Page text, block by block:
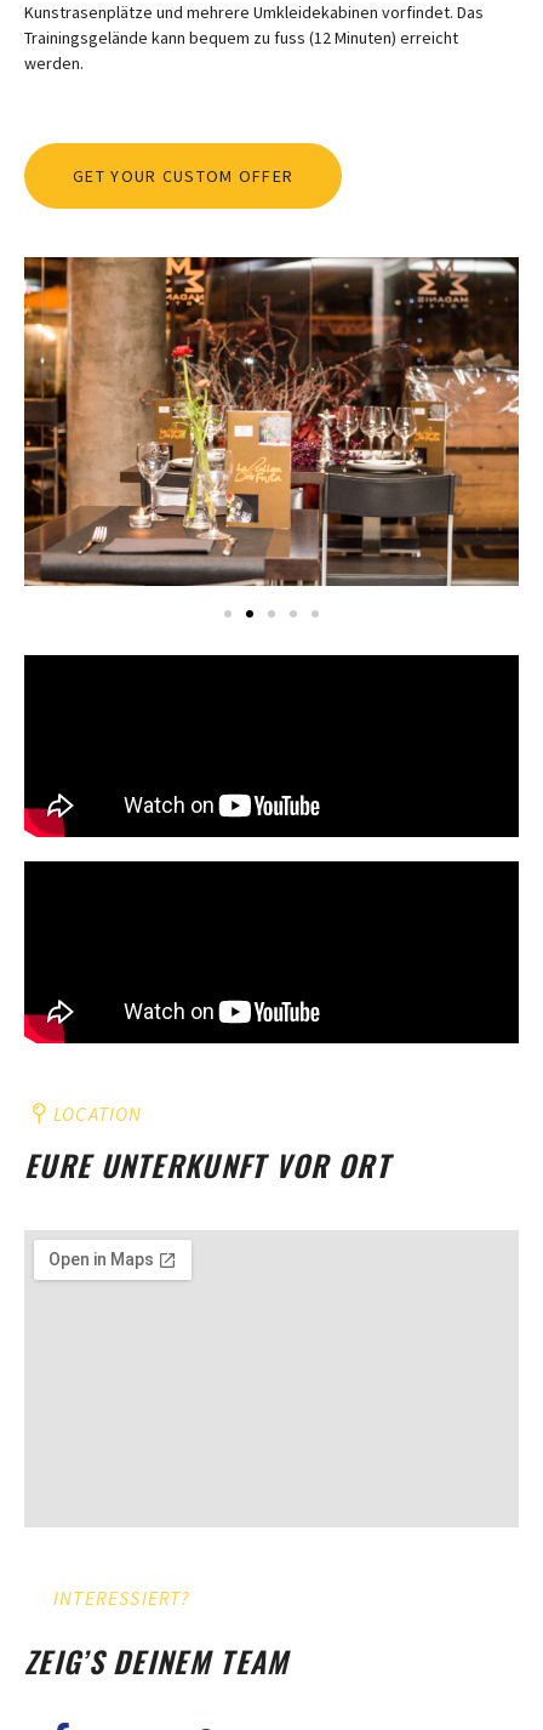
Kunstrasenplätze und mehrere Umkleidekabinen vorfindet. Das
Trainingsgelände kann bequem zu fuss (12 Minuten) erreicht
werden.
GET YOUR CUSTOM OFFER
LOCATION
EURE UNTERKUNFT VOR ORT
INTERESSIERT?
ZEIG’S DEINEM TEAM